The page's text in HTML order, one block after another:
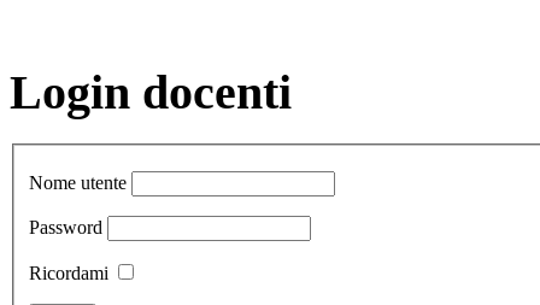
Login docenti
Nome utente
Password
Ricordami